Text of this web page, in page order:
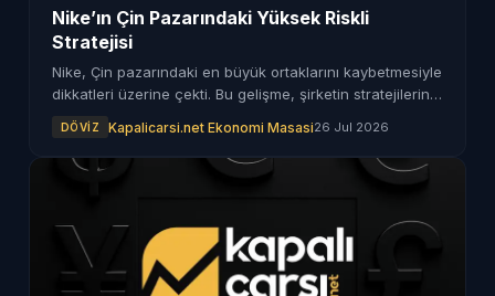
Nike’ın Çin Pazarındaki Yüksek Riskli
Stratejisi
Nike, Çin pazarındaki en büyük ortaklarını kaybetmesiyle
dikkatleri üzerine çekti. Bu gelişme, şirketin stratejilerini
DÖVIZ Kapalicarsi.net Ekonomi Masasi26 Jul 2026